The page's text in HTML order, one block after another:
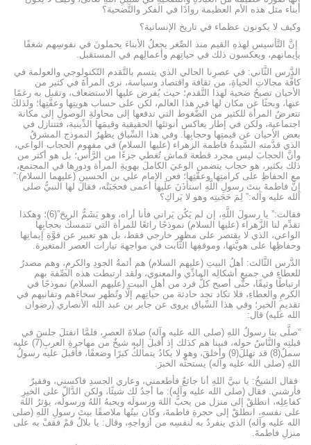
أبناء مثل هذه الأم العظيمة روادًا في الفكر والتَّضحية؟
وكيف لا يكونون عظماء في تاريخ الإنسانية؟
إنَّ التَّأسيس لهذهِ القيم منذ الصِّغر يجعلُ الأبناءَ يحملونَ في نفوسِهم شغفًا
بإيمانهم، ويعكسون ذلك في حياتِهم وأعمالِهم في المستقبل.
الدَّرس الثَّاني: في عصرِنا الحالي الذي يتسم بالتَّقدم التّكنولوجي والعولمة في
كافَّة مجالاتِ الحياةِ، من ثقافة واقتصاد وسياسة، نرى المرأةَ في كثير من
الأحيان تصبحُ ضحية لهذا التَّقدم؛ حيث يُفرض عليها الاستضعاف، وتقبل به رغمًا
عنها، وبحثًا عن مكان لها في هذا العالم، لكن على حساب هويتِها وعفَّتِها؛ ولذلكَ
تتعرضُ المرأة للكثير من الضُّغوط التي تدفعها إلى محاولةِ الوصولِ إلى مكانة
اجتماعية، ولكن في إطار يعاكس أنوثتَها الحقيقية وقيمَها الدِّينية، فتتنازل في
بعض الأحيان عن قيمتِها وحجابِها. وفي هذا السِّياق يظهرُ النموذج المشرقُ
الذي قدَّمته السَّيدةُ فاطمة الزهراء (عليها السلام) في مفهوم الحجاب الواعي،
وأنَّ الحجابَ ليس مجرد قطعة قماش تُغطي جزءًا من الرَّأس؛ بل هو أكثر من
ذلك بكثير، هو حجاب يتضمن الوعيَ الكاملَ بهويةِ المرأة ودورِها في المجتمع،
مع الحفاظِ على كرامتِها وعفَّتِها؛ فعن الإمام علي بن الحسين (عليهما السلام):”
إِنَّ فاطمةَ بنتَ رسولِ اللَّهِ استأذَنَ علَيها أعمى فحجَبَتْه، فقالَ لها النبيُّ صلى
الله عليه وآله:” لِمَ حَجَبتِه وهو لا يَراكِ؟
فقالت:” يا رسولَ اللَّهِ، إن لم يَكُن يَراني فأنا أراه، وهو يَشَمُّ الريحَ”(6)؛ وهكذا
تقدِّم لنا الزَّهراء (عليها السلام) نموذجًا رائعًا للمرأة التي تتمسكُ بحجابِها
الواعي، الذي لا يقتصر على مظهر خارجي فقط، بل هو تعبير عن قوَّةِ إيمانِها
وحفاظِها على هويَّتها، وموقفِها الثَّابت في مواجهة تيارات العصر المتغيرة.
الدَّرس الثَّالث: أهلُ البيتِ (عليهم السلام) هم أئمةُ الجودِ والكرمِ، وهم مصدرُ
للعطاءِ في جميعِ أشكالِه المادِّي والمعنوي، ولقد ارتبطت هذه الصِّفة بهم
ارتباطًا وثيقًا، حتَّى أصبح كلُّ فرد من أهلِ البيت (عليهم السلام) نموذجًا في
الكرمِ والعطاءِ، فلا تكاد تجد حادثة من حياتِهم إلَّا وتُظهر سخاءَهم وتفانيهم في
تقديمِ الخير؛ وفي هذا السِّياق يروى عن جابر بن عبد الله الأنصاري (رضوان
الله عليه) قال:
“صلَّى بنا رسولُ اللهِ (صلى الله عليه وآله) صلاةَ العصرِ، فلمَّا انفتلَ جلسَ في
قبلتِه والنَّاسُ حوله، فبينا هم كذلك إذ أقبلَ إليه شيخٌ من مهاجرةِ العربِ(7) عليه
سملٌ(8) قد تهللَ(9) وأخلقَ، وهو لا يكادُ يتمالكُ كبرًا وضعفًا، فأقبلَ عليه رسولُ
اللهِ (صلى الله عليه وآله) يستحثُّه الخبرَ.
فقال الشيخُ: يا نبيَّ اللهِ أنا جائعٌ فأطعمني، وعاري الجسدِ فاكسني، وفقيرٌ
فأرشني. فقال (صلى الله عليه وآله): ما أجدُ لك شيئًا، ولكن الدَّالّ على الخيرِ
كفاعِلِه، انطلقْ إلى منزل من يحبُّ اللهَ ورسولَه ويحبهُ اللهُ ورسولُه، يؤثرُ اللهَ
على نفسهِ، انطلقْ إلى حجرةِ فاطمةَ، وكان بيتُها ملاصقًا بيتَ رسولِ اللهِ (صلى
الله عليه وآله) الذي ينفردُ به لنفسِه من أزواجهِ، وقال: يا بلالُ قمْ فقفْ به على
منزلِ فاطمةَ.